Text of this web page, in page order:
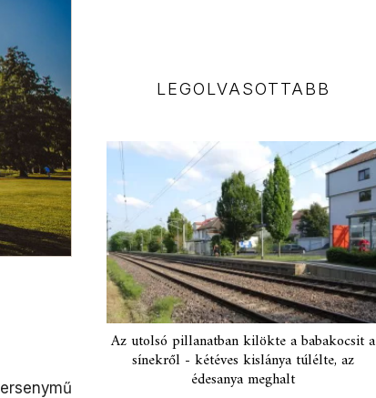
LEGOLVASOTTABB
Az utolsó pillanatban kilökte a babakocsit a
sínekről - kétéves kislánya túlélte, az
édesanya meghalt